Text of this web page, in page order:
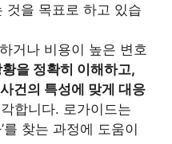
것을 목표로 하고 있습
거나 비용이 높은 변호
을 정확히 이해하고,
건의 특성에 맞게 대응
합니다. 로가이드는
를 찾는 과정에 도움이